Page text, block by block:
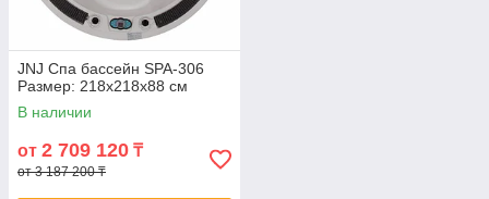
JNJ Спа бассейн SPA-306
Размер: 218x218x88 см
В наличии
от 2 709 120 ₸
от 3 187 200 ₸